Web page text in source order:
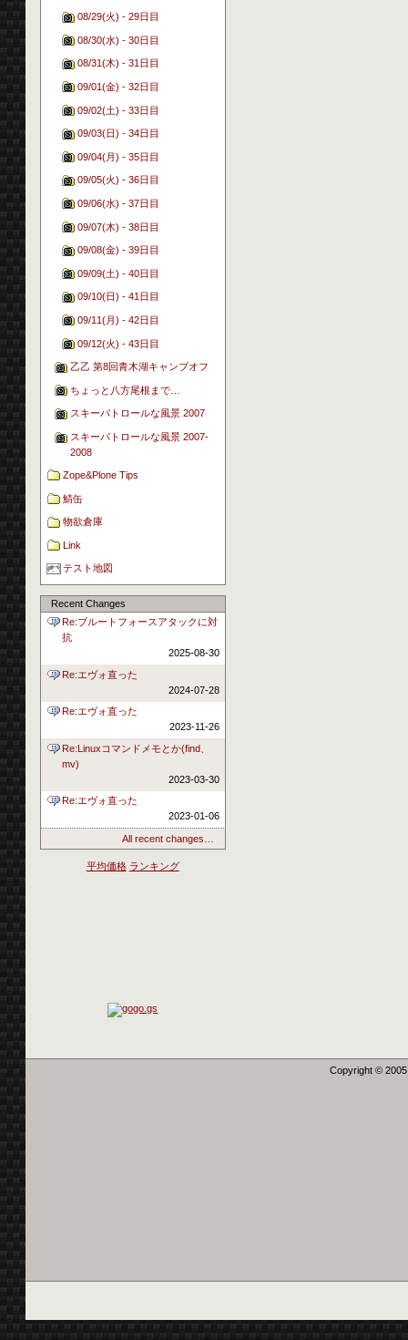
08/29(火) - 29日目
08/30(水) - 30日目
08/31(木) - 31日目
09/01(金) - 32日目
09/02(土) - 33日目
09/03(日) - 34日目
09/04(月) - 35日目
09/05(火) - 36日目
09/06(水) - 37日目
09/07(木) - 38日目
09/08(金) - 39日目
09/09(土) - 40日目
09/10(日) - 41日目
09/11(月) - 42日目
09/12(火) - 43日目
乙乙 第8回青木湖キャンプオフ
ちょっと八方尾根まで…
スキーパトロールな風景 2007
スキーパトロールな風景 2007-
2008
Zope&Plone Tips
鯖缶
物欲倉庫
Link
テスト地図
Recent Changes
Re:ブルートフォースアタックに対
抗
2025-08-30
Re:エヴォ直った
2024-07-28
Re:エヴォ直った
2023-11-26
Re:Linuxコマンドメモとか(find、
mv)
2023-03-30
Re:エヴォ直った
2023-01-06
All recent changes…
平均価格 ランキング
Copyright ©